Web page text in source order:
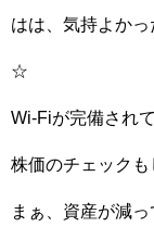
はは、気持よかっ
☆
Wi-Fiが完備され
株価のチェック
まぁ、資産が減っ